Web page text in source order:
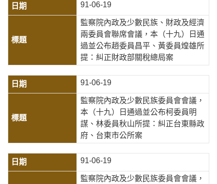
91-06-19
監察院內政及少數民族、財政及經濟
兩委員會聯席會議，本（十九）日通
過並公布趙委員昌平、黃委員煌雄所
提：糾正財政部關稅總局案
91-06-19
監察院內政及少數民族委員會會議，
本（十九）日通過並公布柯委員明
謀、林委員秋山所提：糾正台東縣政
府、台東市公所案
91-06-19
監察院內政及少數民族委員會會議，